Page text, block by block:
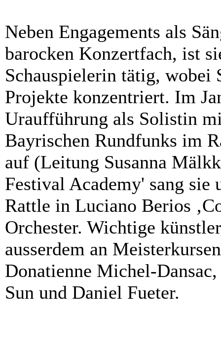
Neben Engagements als
barocken Konzertfach, ist
Schauspielerin tätig, wobei
Projekte konzentriert. Im
Uraufführung als Solistin
Bayrischen Rundfunks im
auf (Leitung Susanna
Festival Academy' sang
Rattle in Luciano Berios
Orchester. Wichtige
ausserdem an
Donatienne Michel-
Sun und Daniel Fueter.